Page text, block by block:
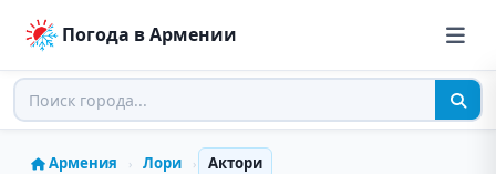
Погода в Армении
Армения › Лори › Актори